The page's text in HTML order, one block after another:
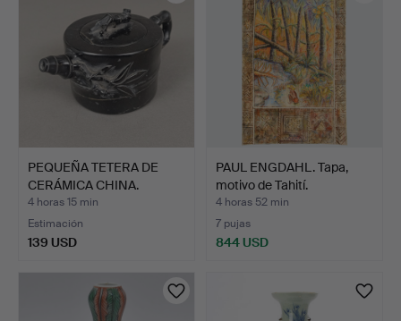
PEQUEÑA TETERA DE
CERÁMICA CHINA.
4 horas 15 min
Estimación
139 USD
PAUL ENGDAHL. Tapa,
motivo de Tahití.
4 horas 52 min
7 pujas
844 USD